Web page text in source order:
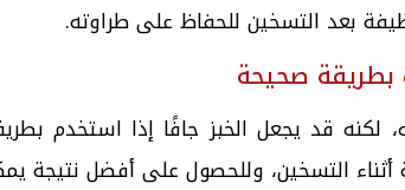
بعد التسخين للحفاظ على طراوته.
بطريقة صحيحة
لكنه قد يجعل الخبز جافًا إذا استخدم
التسخين، وللحصول على أفضل نتيجة